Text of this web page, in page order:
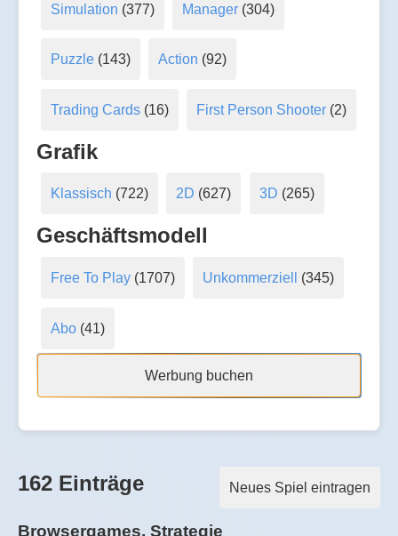
Simulation (377) Manager (304)
Puzzle(143) Action (92)
Trading Cards(16) First Person Shooter (2)
Grafik
Klassisch (722) 2D (627) 3D (265)
Geschäftsmodell
Free To Play(1707) Unkommerziell (345)
Abo(41)
Werbung buchen
Neues Spiel eintragen
162 Einträge
Browsergames, Strategie